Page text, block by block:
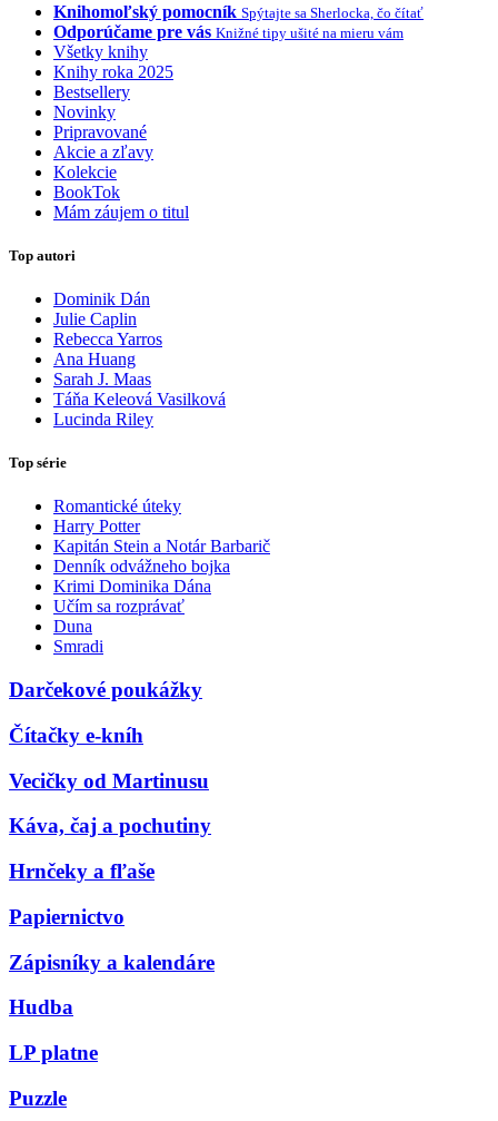
Knihomoľský pomocník Spýtajte sa Sherlocka, čo čítať
Odporúčame pre vás Knižné tipy ušité na mieru vám
Všetky knihy
Knihy roka 2025
Bestsellery
Novinky
Pripravované
Akcie a zľavy
Kolekcie
BookTok
Mám záujem o titul
Top autori
Dominik Dán
Julie Caplin
Rebecca Yarros
Ana Huang
Sarah J. Maas
Táňa Keleová Vasilková
Lucinda Riley
Top série
Romantické úteky
Harry Potter
Kapitán Stein a Notár Barbarič
Denník odvážneho bojka
Krimi Dominika Dána
Učím sa rozprávať
Duna
Smradi
Darčekové poukážky
Čítačky e-kníh
Vecičky od Martinusu
Káva, čaj a pochutiny
Hrnčeky a fľaše
Papiernictvo
Zápisníky a kalendáre
Hudba
LP platne
Puzzle